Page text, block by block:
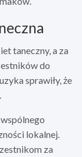
taneczny, a za
do
sprawiły, że
lokalnej.
za